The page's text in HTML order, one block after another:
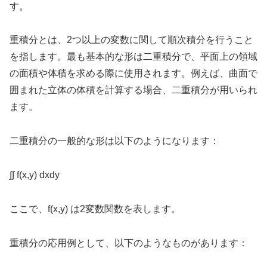
す。
重積分とは、2つ以上の変数に関して順次積分を行うこと
を指します。最も基本的な形は二重積分で、平面上の領域
の面積や体積を求める際に使用されます。例えば、曲面で
囲まれた立体の体積を計算する場合、二重積分が用いられ
ます。
二重積分の一般的な形は以下のようになります：
∫∫ f(x,y) dxdy
ここで、f(x,y) は2変数関数を表します。
重積分の応用例として、以下のようなものがあります：